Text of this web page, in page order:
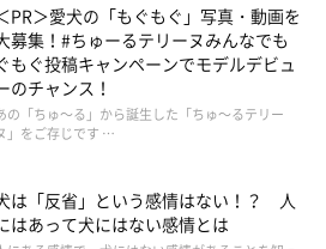
ポイント
きくワイルドな印象
PR＞愛犬の「もぐもぐ」写真・動画を
募集！#ちゅーるテリーヌみんなでも
もぐ投稿キャンペーンでモデルデビュ
のチャンス！
の「ちゅ～る」から誕生した「ちゅ～るテリー
」をご存じです …
は「反省」という感情はない！？ 人
はあって犬にはない感情とは